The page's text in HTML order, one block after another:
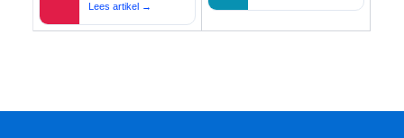
Lees artikel →